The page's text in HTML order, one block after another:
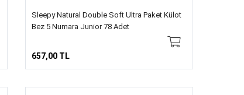
Sleepy Natural Double Soft Ultra Paket Külot
Bez 5 Numara Junior 78 Adet
657,00 TL